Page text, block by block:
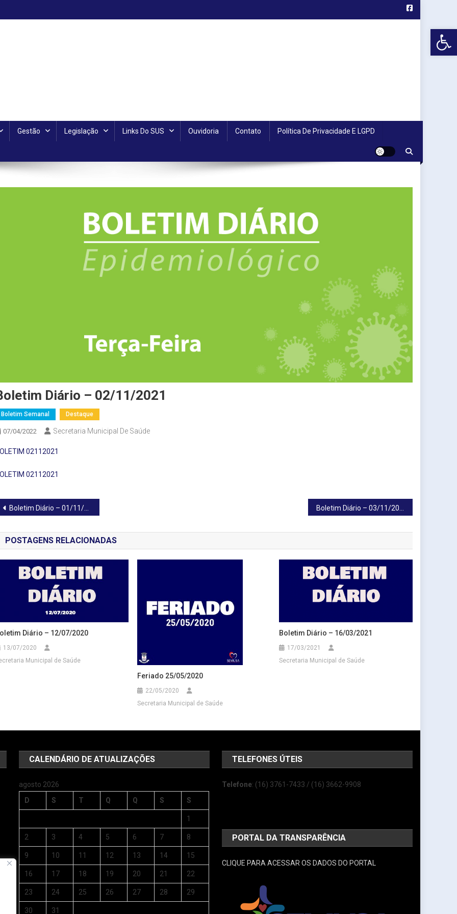
Gestão Legislação Links Do SUS Ouvidoria Contato Política De Privacidade E LGPD
Diário – 02/11/2021
Boletim Semanal Destaque
07/04/2022 Secretaria Municipal De Saúde
02112021
02112021
Navegação
Boletim Diário – 01/11/2021 Boletim Diário – 03/11/2021
POSTAGENS RELACIONADAS
Diário – 12/07/2020
13/07/2020
Municipal de Saúde
Feriado 25/05/2020
22/05/2020
Secretaria Municipal de Saúde
Boletim Diário – 16/03/2021
17/03/2021
Secretaria Municipal de Saúde
CALENDÁRIO DE ATUALIZAÇÕES
agosto 2026
D
S T Q Q S S
1
2 3 4 5 6 7 8
9 10 11 12 13 14 15
16 17 18 19 20 21 22
23 24 25 26 27 28 29
30 31
TELEFONES ÚTEIS
Telefone: (16) 3761-7433 / (16) 3662-9908
PORTAL DA TRANSPARÊNCIA
CLIQUE PARA ACESSAR OS DADOS DO PORTAL